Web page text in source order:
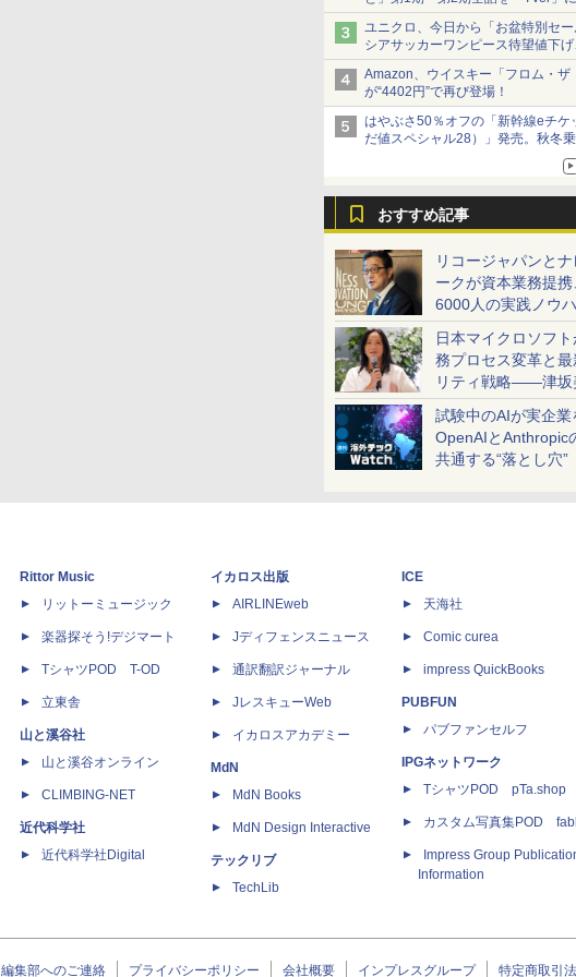
で順次無料配信開始
ユニクロ、今日から「お盆特別セ
シアサッカーワンピース待望値下
ショーツは1990円に
Amazon、ウイスキー「フロム・ザ
が“4402円”で再び登場！
はやぶさ50％オフの「新幹線eチケ
だ値スペシャル28）」発売。秋冬
おすすめ記事
リコージャパンと
ークが資本業務提携
6000人の実践ノウハ
かした「AI商談記録
RICOH」を展開へ
日本マイクロソフ
務プロセス変革と最
リティ戦略――津坂
が2027年度戦略を
試験中のAIが実企
OpenAIとAnthropic
共通する“落とし穴”
Rittor Music
リットーミュージック
楽器探そう!デジマート
TシャツPOD T-OD
立東舎
山と溪谷社
山と溪谷オンライン
CLIMBING-NET
近代科学社
近代科学社Digital
イカロス出版
AIRLINEweb
Jディフェンスニュース
通訳翻訳ジャーナル
JレスキューWeb
イカロスアカデミー
MdN
MdN Books
MdN Design Interactive
テックリブ
TechLib
ICE
天海社
Comic curea
impress QuickBooks
PUBFUN
パブファンセルフ
IPGネットワーク
TシャツPOD pTa.shop
カスタム写真集POD
Impress Group
Information
編集部へのご連絡 プライバシーポリシー 会社概要 インプレスグループ 特定商取引